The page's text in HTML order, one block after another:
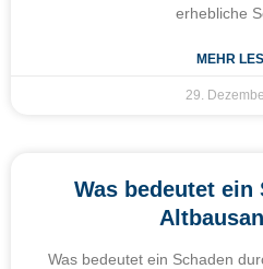
erhebliche
MEHR
29.
Was bedeutet ein
Was bedeutet ein Schaden